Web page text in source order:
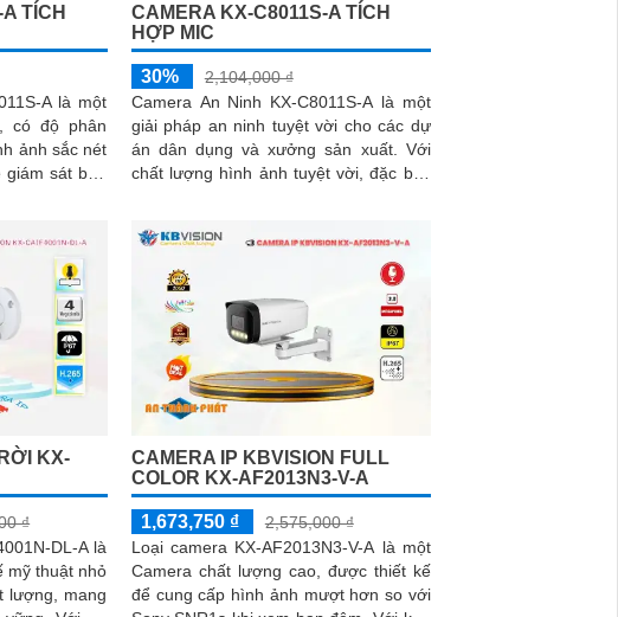
TÍCH
A là một
có độ phân
ảnh sắc nét
CAMERA KX-C8011S-A TÍCH
HỢP MIC
30%
2,104,000 ₫
Camera An Ninh KX-C8011S-A là một
giải pháp an ninh tuyệt vời cho các dự
án dân dụng và xưởng sản xuất. Với
chất lượng hình ảnh tuyệt vời, đặc biệt
KX-
₫
DL-A là
mỹ thuật nhỏ
lượng, mang
CAMERA IP KBVISION FULL
COLOR KX-AF2013N3-V-A
1,673,750 ₫
2,575,000 ₫
Loại camera KX-AF2013N3-V-A là một
Camera chất lượng cao, được thiết kế
để cung cấp hình ảnh mượt hơn so với